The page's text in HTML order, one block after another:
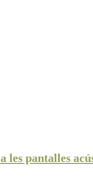
les pantalles